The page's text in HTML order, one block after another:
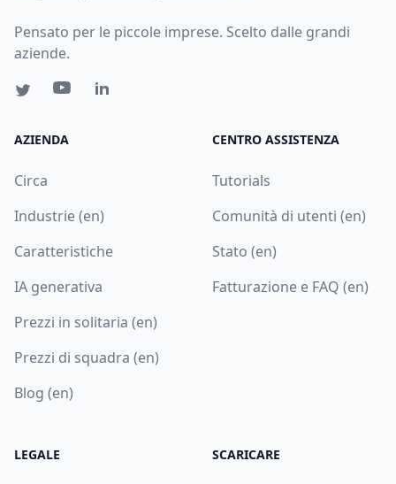
Pensato per le piccole imprese. Scelto dalle grandi
aziende.
AZIENDA
Circa
Industrie (en)
Caratteristiche
IA generativa
Prezzi in solitaria (en)
Prezzi di squadra (en)
Blog (en)
CENTRO ASSISTENZA
Tutorials
Comunità di utenti (en)
Stato (en)
Fatturazione e FAQ (en)
LEGALE SCARICARE